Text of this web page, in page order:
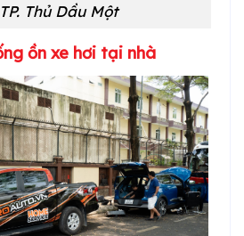
TP. Thủ Dầu Một
ồn xe hơi tại nhà